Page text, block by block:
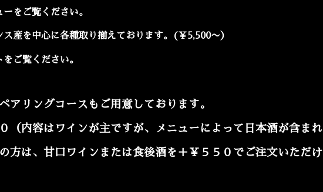
をご覧ください。
産を中心に各種取り揃えております。 (￥5,500〜）
ご覧ください。
アリングコースもご用意しております。
（内容はワインが主ですが、メニューによって日本酒が含ま
方は、甘口ワインまたは食後酒を＋￥５５０でご注文いただ